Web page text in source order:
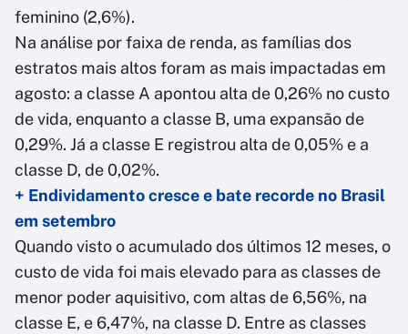
feminino (2,6%).
Na análise por faixa de renda, as famílias dos
estratos mais altos foram as mais impactadas em
agosto: a classe A apontou alta de 0,26% no custo
de vida, enquanto a classe B, uma expansão de
0,29%. Já a classe E registrou alta de 0,05% e a
classe D, de 0,02%.
+ Endividamento cresce e bate recorde no Brasil
em setembro
Quando visto o acumulado dos últimos 12 meses, o
custo de vida foi mais elevado para as classes de
menor poder aquisitivo, com altas de 6,56%, na
classe E, e 6,47%, na classe D. Entre as classes